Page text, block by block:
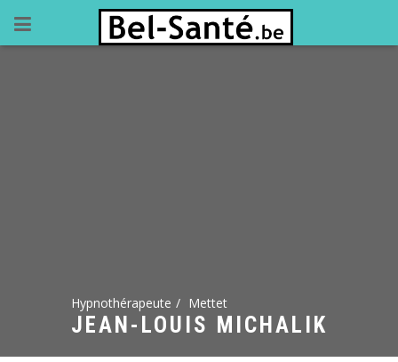
Hypnothérapeute Mettet
JEAN-LOUIS MICHALIK